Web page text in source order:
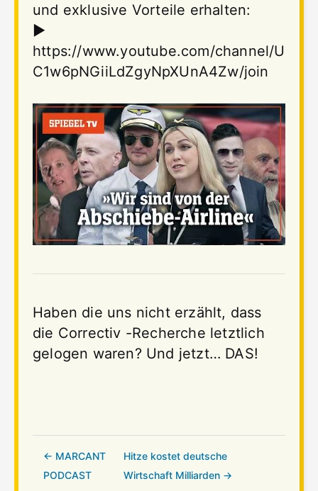
und exklusive Vorteile erhalten:
►
https://www.youtube.com/channel/U
C1w6pNGiiLdZgyNpXUnA4Zw/join
Haben die uns nicht erzählt, dass
die Correctiv -Recherche letztlich
gelogen waren? Und jetzt… DAS!
← MARCANT
PODCAST
Hitze kostet deutsche
Wirtschaft Milliarden →